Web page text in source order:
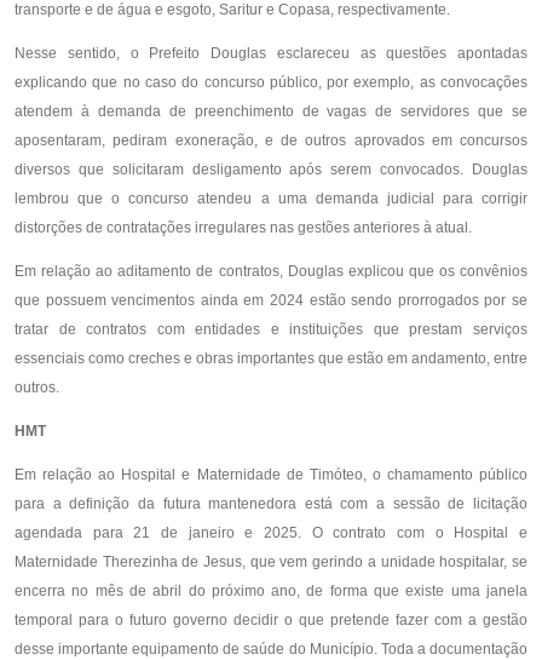
transporte e de água e esgoto, Saritur e Copasa, respectivamente.
Nesse sentido, o Prefeito Douglas esclareceu as questões apontadas
explicando que no caso do concurso público, por exemplo, as convocações
atendem à demanda de preenchimento de vagas de servidores que se
aposentaram, pediram exoneração, e de outros aprovados em concursos
diversos que solicitaram desligamento após serem convocados. Douglas
lembrou que o concurso atendeu a uma demanda judicial para corrigir
distorções de contratações irregulares nas gestões anteriores à atual.
Em relação ao aditamento de contratos, Douglas explicou que os convênios
que possuem vencimentos ainda em 2024 estão sendo prorrogados por se
tratar de contratos com entidades e instituições que prestam serviços
essenciais como creches e obras importantes que estão em andamento, entre
outros.
HMT
Em relação ao Hospital e Maternidade de Timóteo, o chamamento público
para a definição da futura mantenedora está com a sessão de licitação
agendada para 21 de janeiro e 2025. O contrato com o Hospital e
Maternidade Therezinha de Jesus, que vem gerindo a unidade hospitalar, se
encerra no mês de abril do próximo ano, de forma que existe uma janela
temporal para o futuro governo decidir o que pretende fazer com a gestão
desse importante equipamento de saúde do Município. Toda a documentação